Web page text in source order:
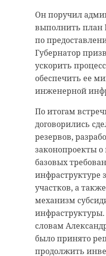
Он поручил
выполнить план
по
Губернатор
ускорить
обеспечить ее
инженерной
По итогам
договорились
резервов,
законопроекты
базовых
инфраструктуре
участков, а
механизм
словам
было принято
продолжить
Пасхи.
Фестиваль
школ,
детских школ
музыкальных
Гатчинской,
Выборгской
соревнуются в
номинациях —
академическое
исполнение, а
Кроме того, в
категориях
художественные
пасхальную
отделения
России.
Пенсионеры,
летнего
увеличение
страховой
месяц,
рождения.
В 2026 году
выплаты
рубля. После
сумма
рубля в месяц.
заявлением для
нужно — он
автоматически,
управляющий